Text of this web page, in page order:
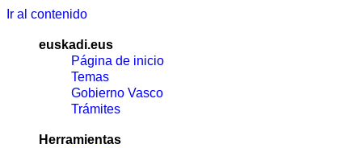
Ir al contenido
euskadi.eus
Página de inicio
Temas
Gobierno Vasco
Trámites
Herramientas